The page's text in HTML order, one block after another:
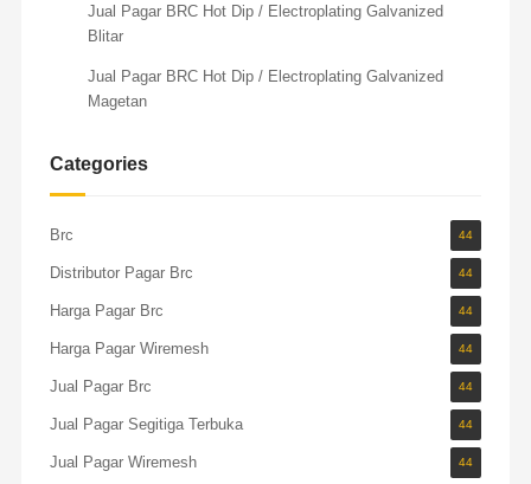
Jual Pagar BRC Hot Dip / Electroplating Galvanized
Blitar
Jual Pagar BRC Hot Dip / Electroplating Galvanized
Magetan
Categories
Brc 44
Distributor Pagar Brc 44
Harga Pagar Brc 44
Harga Pagar Wiremesh 44
Jual Pagar Brc 44
Jual Pagar Segitiga Terbuka 44
Jual Pagar Wiremesh 44